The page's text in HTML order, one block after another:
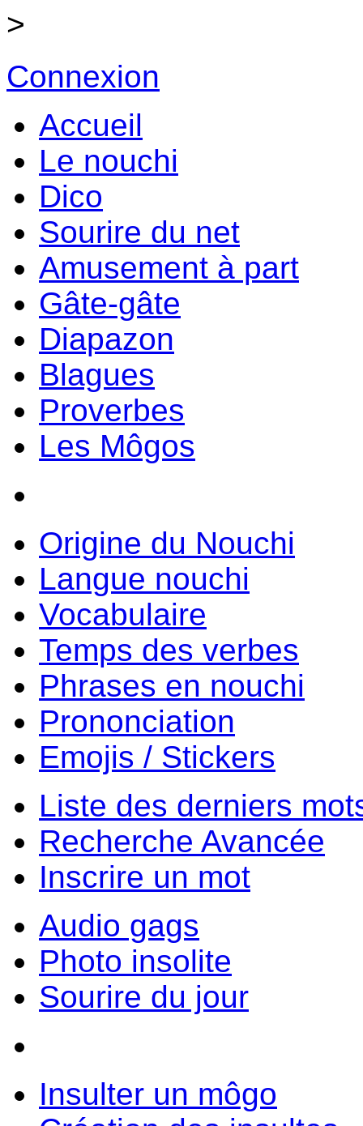
>
Connexion
Accueil
Le nouchi
Dico
Sourire du net
Amusement à part
Gâte-gâte
Diapazon
Blagues
Proverbes
Les Môgos
Origine du Nouchi
Langue nouchi
Vocabulaire
Temps des verbes
Phrases en nouchi
Prononciation
Emojis / Stickers
Liste des derniers
Recherche Avancée
Inscrire un mot
Audio gags
Photo insolite
Sourire du jour
Insulter un môgo